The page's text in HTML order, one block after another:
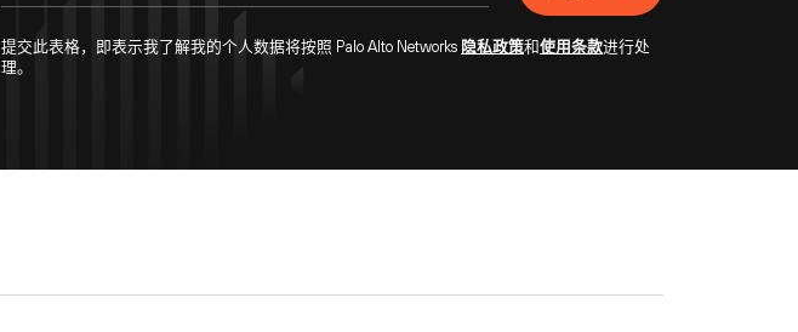
提交此表格，即表示我了解我的个人数据将按照 Palo Alto Networks 隐私政策和使用条款进行处
理。